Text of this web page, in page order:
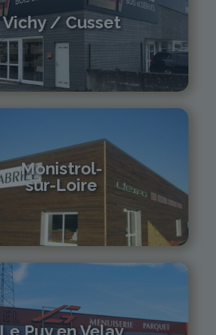
Vichy / Cusset
04 70 97 56 39
cusset@gabriel-sa.fr
Monistrol-
sur-Loire
monistrol@gabriel-sa.fr
Le Puy en Velay